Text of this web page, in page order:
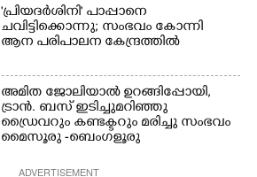
'പ്രിയദർശിനി' പാപ്പാനെ
ചവിട്ടിക്കൊന്നു; സംഭവം കോന്നി
ആന പരിപാലന കേന്ദ്രത്തിൽ
അമിത ജോലിയാൽ ഉറങ്ങിപ്പോയി,
ട്രാൻ. ബസ് ഇടിച്ചുമറിഞ്ഞു
ഡ്രൈവറും കണ്ടക്ടറും മരിച്ചു സംഭവം
മൈസൂരു -ബെംഗളൂരു
നാലു പേരുടെ നില ഗുരുതരം
ADVERTISEMENT